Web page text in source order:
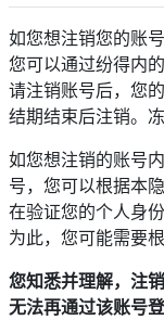
如您想注销您的账
您可以通过纷得内
请注销账号后，您
结期结束后注销。
如您想注销的账号
号，您可以根据本
在验证您的个人身
为此，您可能需要
您知悉并理解，注
无法再通过该账号